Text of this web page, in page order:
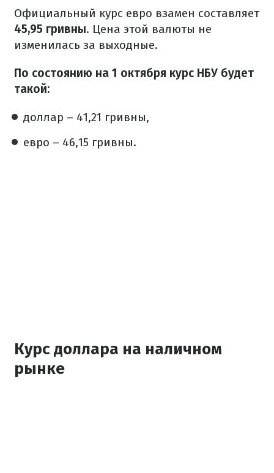
Официальный курс евро взамен составляет
45,95 гривны. Цена этой валюты не
изменилась за выходные.
По состоянию на 1 октября курс НБУ будет
такой:
доллар – 41,21 гривны,
евро – 46,15 гривны.
Курс доллара на наличном
рынке